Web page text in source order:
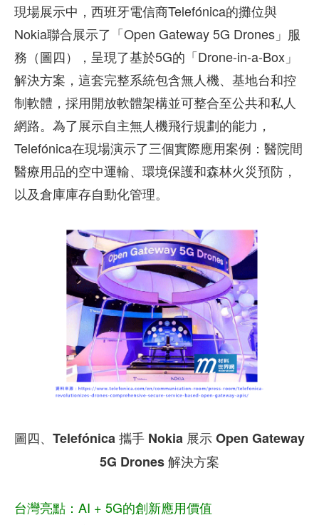
現場展示中，西班牙電信商Telefónica的攤位與
Nokia聯合展示了「Open Gateway 5G Drones」服
務（圖四），呈現了基於5G的「Drone-in-a-Box」
解決方案，這套完整系統包含無人機、基地台和控
制軟體，採用開放軟體架構並可整合至公共和私人
網路。為了展示自主無人機飛行規劃的能力，
Telefónica在現場演示了三個實際應用案例：醫院間
醫療用品的空中運輸、環境保護和森林火災預防，
以及倉庫庫存自動化管理。
圖四、Telefónica 攜手 Nokia 展示 Open Gateway
5G Drones 解決方案
台灣亮點：AI + 5G的創新應用價值